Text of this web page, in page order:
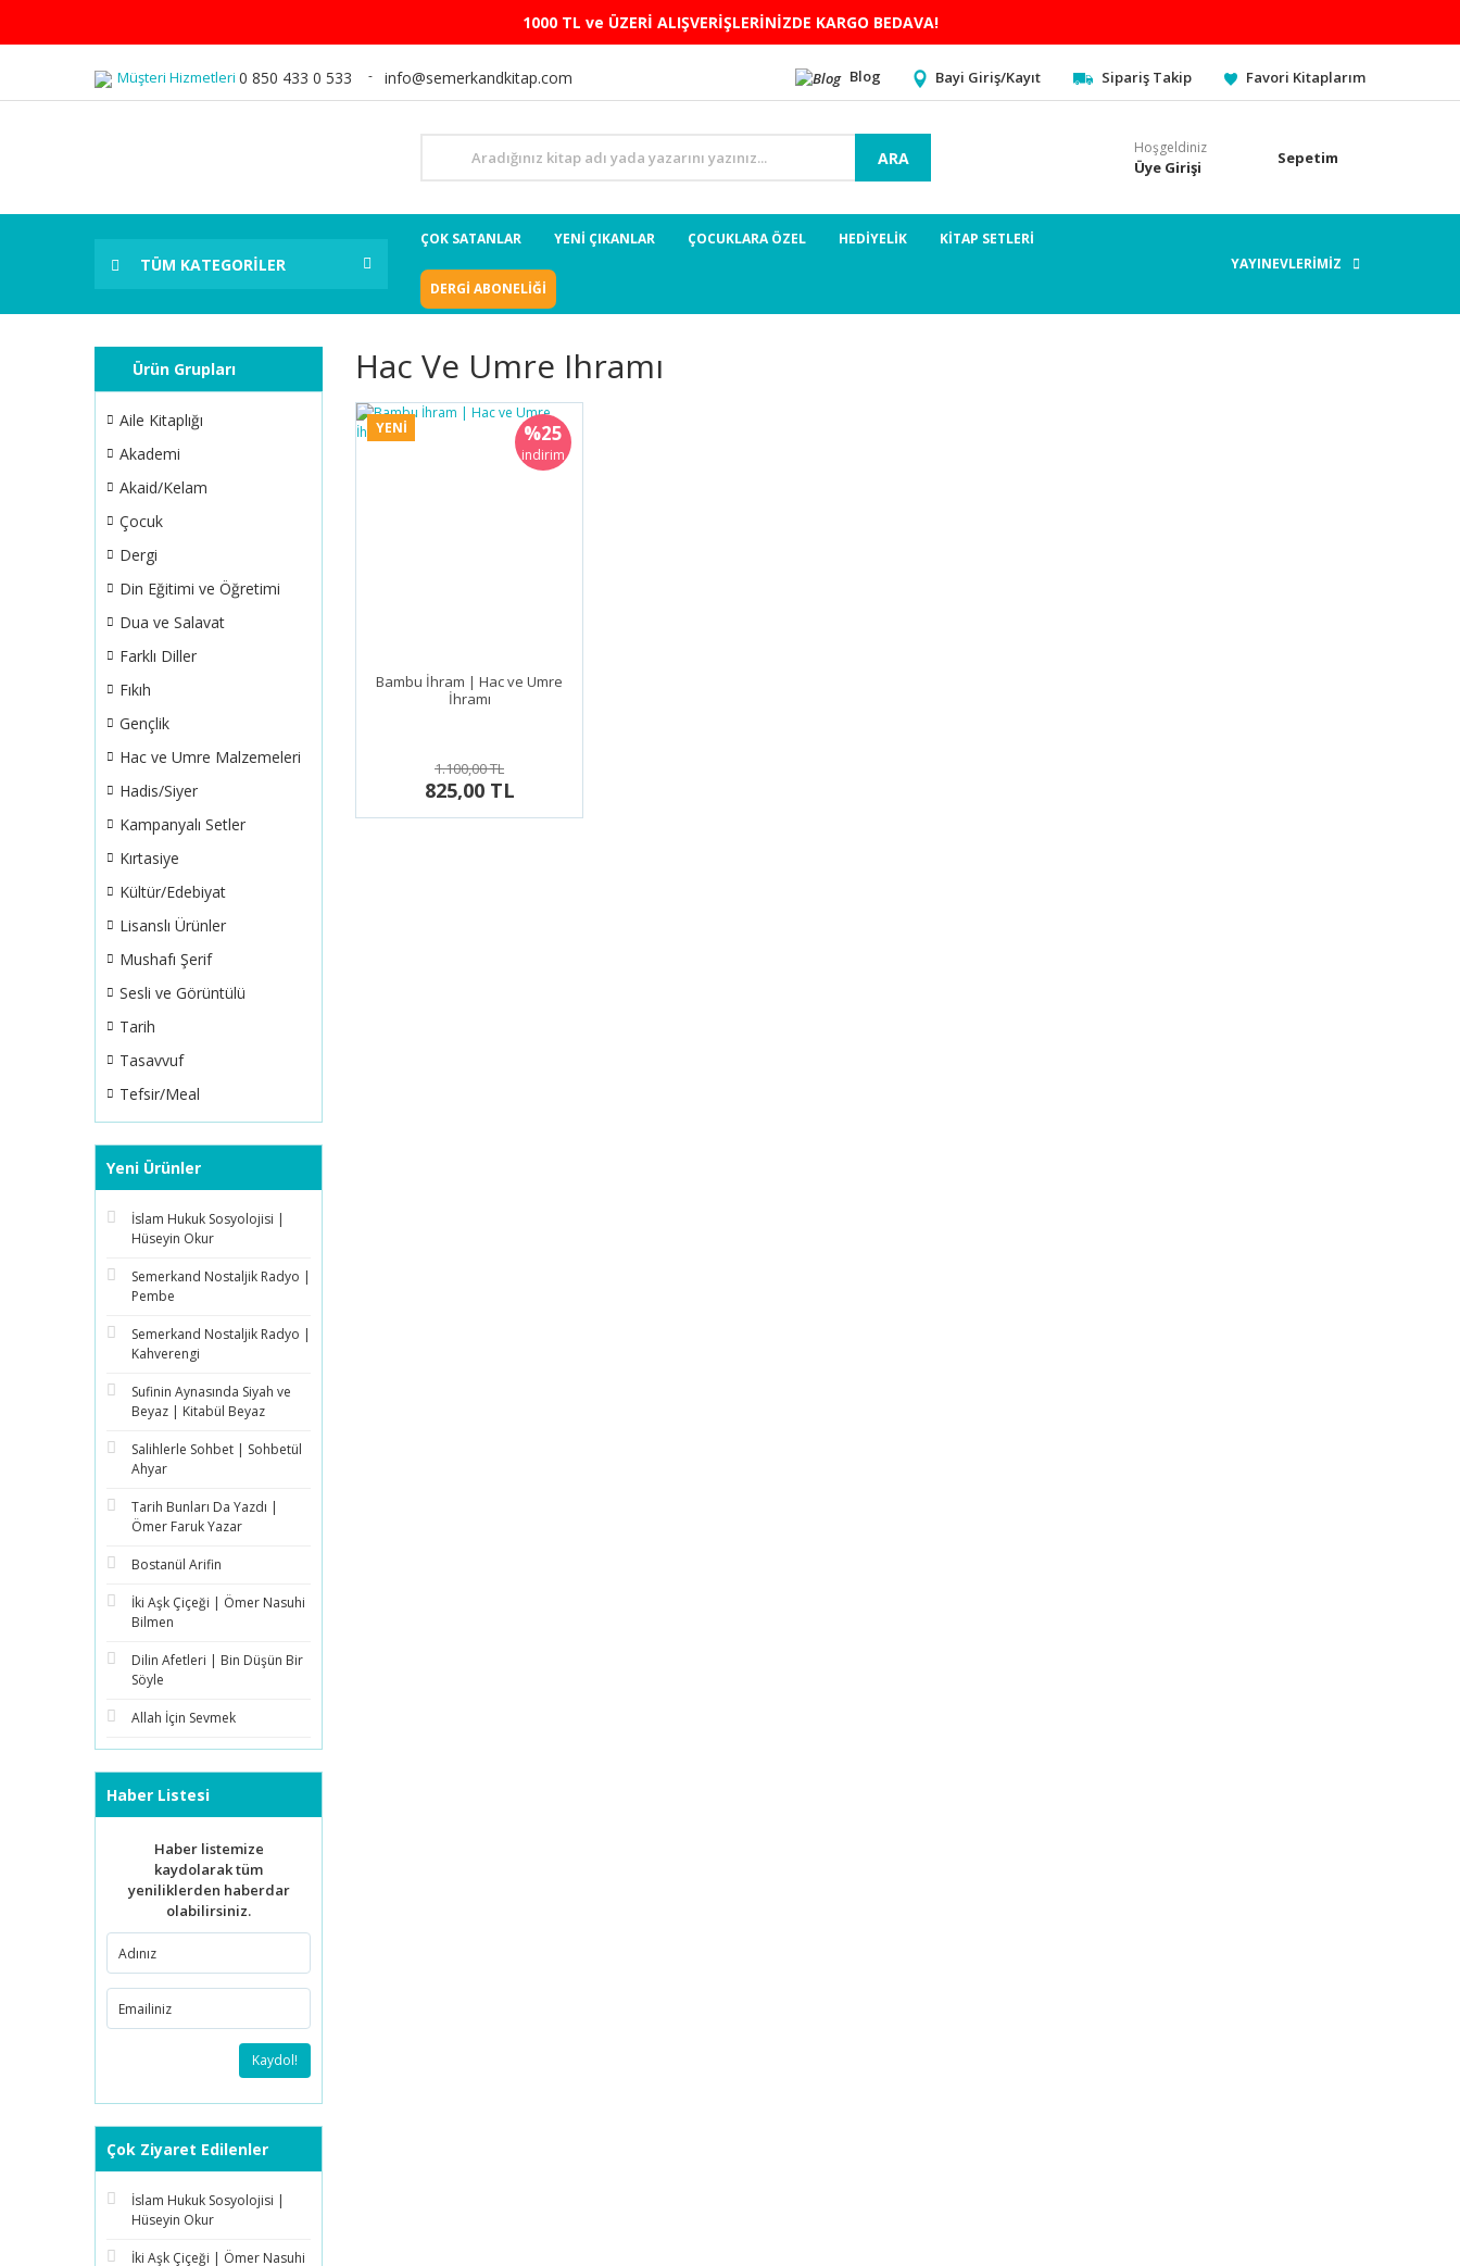
1000 TL ve ÜZERİ ALIŞVERİŞLERİNİZDE KARGO BEDAVA!
Müşteri Hizmetleri 0 850 433 0 533 info@semerkandkitap.com Blog Bayi Giriş/Kayıt Sipariş Takip Favori Kitaplarım
ARA
Hoşgeldiniz
Üye Girişi Sepetim
TÜM KATEGORİLER
ÇOK SATANLAR YENİ ÇIKANLAR ÇOCUKLARA ÖZEL HEDİYELİK KİTAP SETLERİ
DERGİ ABONELİĞİ
YAYINEVLERİMİZ
Ürün Grupları
Aile Kitaplığı
Akademi
Akaid/Kelam
Çocuk
Dergi
Din Eğitimi ve Öğretimi
Dua ve Salavat
Farklı Diller
Fıkıh
Gençlik
Hac ve Umre Malzemeleri
Hadis/Siyer
Kampanyalı Setler
Kırtasiye
Kültür/Edebiyat
Lisanslı Ürünler
Mushafı Şerif
Sesli ve Görüntülü
Tarih
Tasavvuf
Tefsir/Meal
Yeni Ürünler
İslam Hukuk Sosyolojisi |
Hüseyin Okur
Semerkand Nostaljik Radyo |
Pembe
Semerkand Nostaljik Radyo |
Kahverengi
Sufinin Aynasında Siyah ve
Beyaz | Kitabül Beyaz
Salihlerle Sohbet | Sohbetül
Ahyar
Tarih Bunları Da Yazdı |
Ömer Faruk Yazar
Bostanül Arifin
İki Aşk Çiçeği | Ömer Nasuhi
Bilmen
Dilin Afetleri | Bin Düşün Bir
Söyle
Allah İçin Sevmek
Haber Listesi
Haber listemize
kaydolarak tüm
yeniliklerden haberdar
olabilirsiniz.
Kaydol!
Çok Ziyaret Edilenler
İslam Hukuk Sosyolojisi |
Hüseyin Okur
İki Aşk Çiçeği | Ömer Nasuhi
Hac Ve Umre Ihramı
YENİ %25
indirim
Bambu İhram | Hac ve Umre
İhramı
1.100,00 TL
825,00 TL